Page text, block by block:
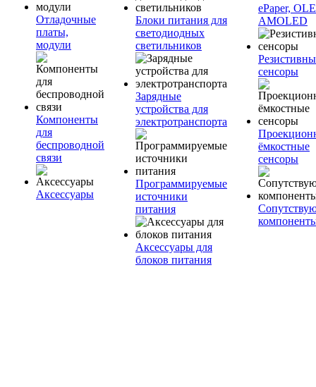
Отладочные
платы,
модули
Компоненты
для
беспроводной
связи
Аксессуары
Блоки питания для
светодиодных
светильников
Зарядные
устройства для
электротранспорта
Программируемые
источники
питания
Аксессуары для
блоков питания
ePaper,
AMOLED
сенсоры
ёмкостные
сенсоры